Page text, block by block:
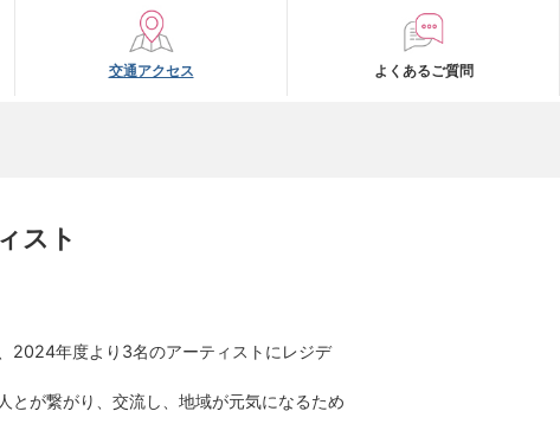
交通アクセス よくあるご質問
スト
2024年度より3名のアーティストにレジデ
とが繋がり、交流し、地域が元気になるため